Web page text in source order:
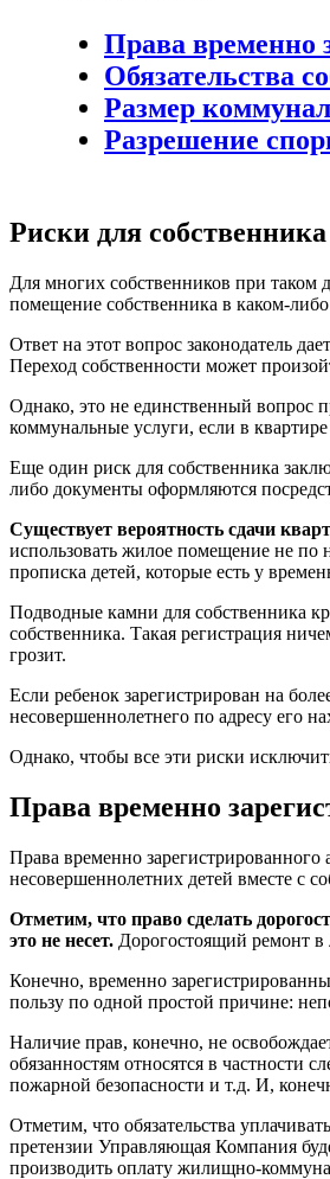
Права временно
Обязательства
Размер
Разрешение
Риски для
Для многих собственников при таком
помещение собственника в каком-
Ответ на этот вопрос законодатель
Переход собственности может
Однако, это не единственный вопрос
коммунальные услуги, если в
Еще один риск для собственника
либо документы оформляются
Существует вероятность сдачи
использовать жилое помещение не по
прописка детей, которые есть у
Подводные камни для собственника
собственника. Такая регистрация
грозит.
Если ребенок зарегистрирован на
несовершеннолетнего по адресу его
Однако, чтобы все эти риски
Права временно
Права временно
несовершеннолетних детей вместе с
Отметим, что право сделать
это не несет. Дорогостоящий ремонт в
Конечно, временно
пользу по одной простой причине:
Наличие прав, конечно, не
обязанностям относятся в частности
пожарной безопасности и т.д. И,
Отметим, что обязательства
претензии Управляющая Компания
производить оплату жилищно-